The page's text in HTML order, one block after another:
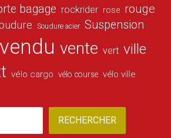
bagage rockrider rose rouge
Soudure acier Suspension
vendu vente vert ville
vélo cargo vélo course vélo ville
RECHERCHER